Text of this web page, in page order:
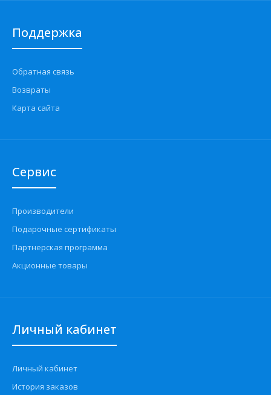
Поддержка
Обратная связь
Возвраты
Карта сайта
Сервис
Производители
Подарочные сертификаты
Партнерская программа
Акционные товары
Личный кабинет
Личный кабинет
История заказов